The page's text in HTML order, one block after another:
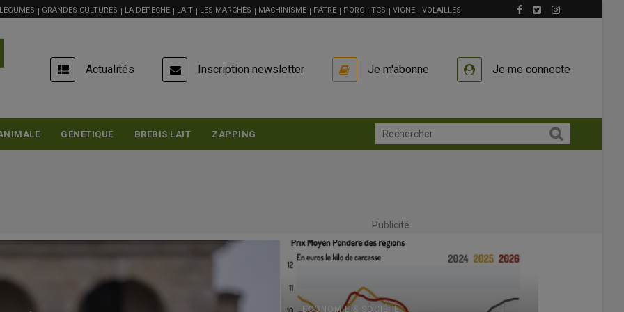
GRANDES CULTURES LA DEPECHE LAIT LES MARCHÉS MACHINISME PÂTRE PORC TCS VIGNE VOLAILLES
USER
ACCOUNT
MENU
Actualités Inscription newsletter Je m'abonne Je me connecte
GÉNÉTIQUE BREBIS LAIT ZAPPING
Publicité
ECONOMIE & SOCIÉTÉ